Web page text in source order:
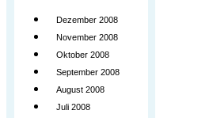
Dezember 2008
November 2008
Oktober 2008
September 2008
August 2008
Juli 2008